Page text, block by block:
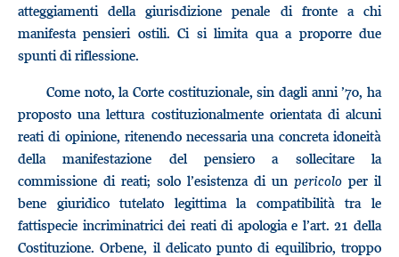
atteggiamenti della giurisdizione penale di fronte a chi
manifesta pensieri ostili. Ci si limita qua a proporre due
spunti di riflessione.
Come noto, la Corte costituzionale, sin dagli anni ’70, ha
proposto una lettura costituzionalmente orientata di alcuni
reati di opinione, ritenendo necessaria una concreta idoneità
della manifestazione del pensiero a sollecitare la
commissione di reati; solo l’esistenza di un pericolo per il
bene giuridico tutelato legittima la compatibilità tra le
fattispecie incriminatrici dei reati di apologia e l’art. 21 della
Costituzione. Orbene, il delicato punto di equilibrio, troppo